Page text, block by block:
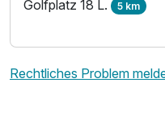
Golfplatz 18 L. 5 km
Rechtliches Problem